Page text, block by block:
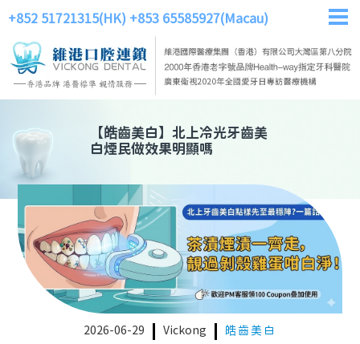
+852 51721315(HK) +853 65585927(Macau)
【皓齒美白】 北上冷光牙齒美
白煙民做效果明顯嗎
2026-06-29 Vickong 皓齒美白